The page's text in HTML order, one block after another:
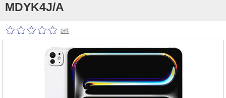
MDYK4J/A
0件